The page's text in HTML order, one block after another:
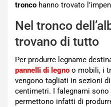
tronco hanno trovato
Nel tronco
trovano di tutto
Per produrre legname
pannelli di legno o mobili, i
vengono tagliati in sezioni
centimetri. I falegnami
permettono infatti di